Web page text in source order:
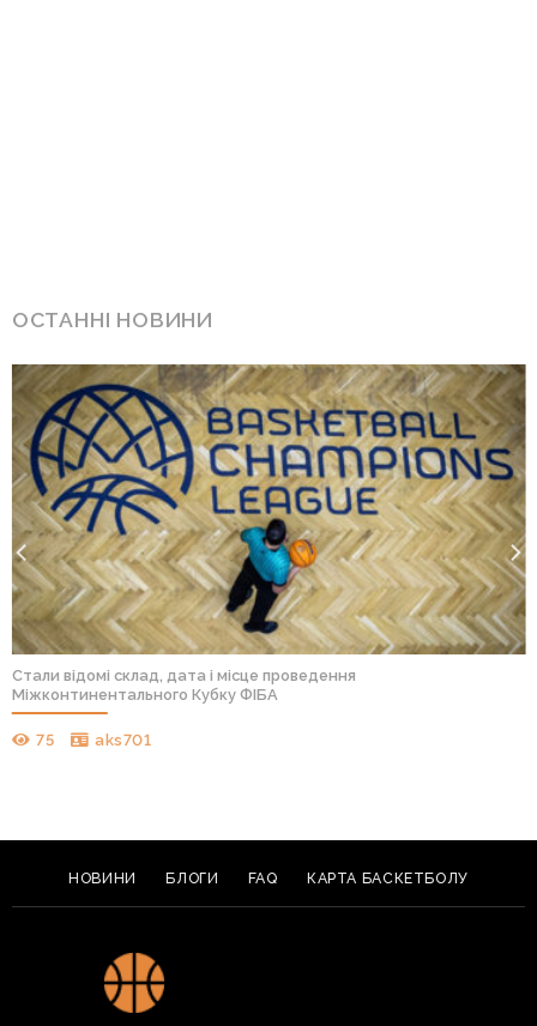
ОСТАННІ НОВИНИ
Стали відомі склад, дата і місце проведення
Міжконтинентального Кубку ФІБА
75 aks701
НОВИНИ БЛОГИ FAQ КАРТА БАСКЕТБОЛУ